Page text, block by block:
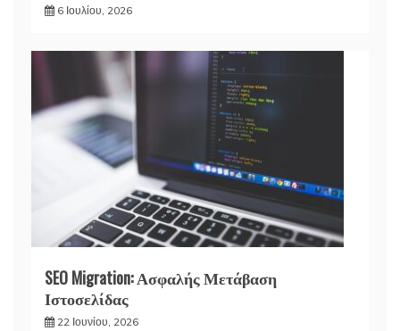
6 Ιουλίου, 2026
SEO Migration: Ασφαλής Μετάβαση
Ιστοσελίδας
22 Ιουνίου, 2026